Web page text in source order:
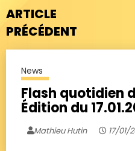
ARTICLE
PRÉCÉDENT
News
Flash quotidien
Édition du
Mathieu Hutin 17/01/